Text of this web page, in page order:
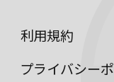
利用規約
プライバシー